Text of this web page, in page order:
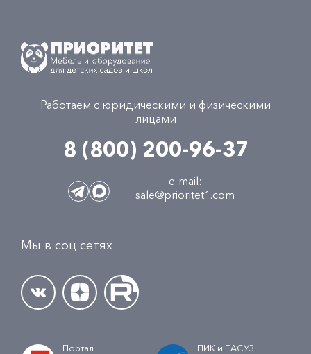
Работаем с юридическими и физическими
лицами
8 (800) 200-96-37
e-mail:
sale@prioritet1.com
Мы в соц сетях
Портал
ПИК и ЕАСУЗ